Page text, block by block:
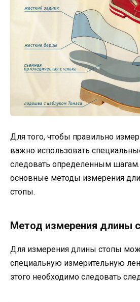
Для того, чтобы правильно
важно использовать
следовать определенным
основные методы измерения
стопы.
Метод измерения длины
Для измерения длины стопы
специальную измерительную
этого необходимо следовать